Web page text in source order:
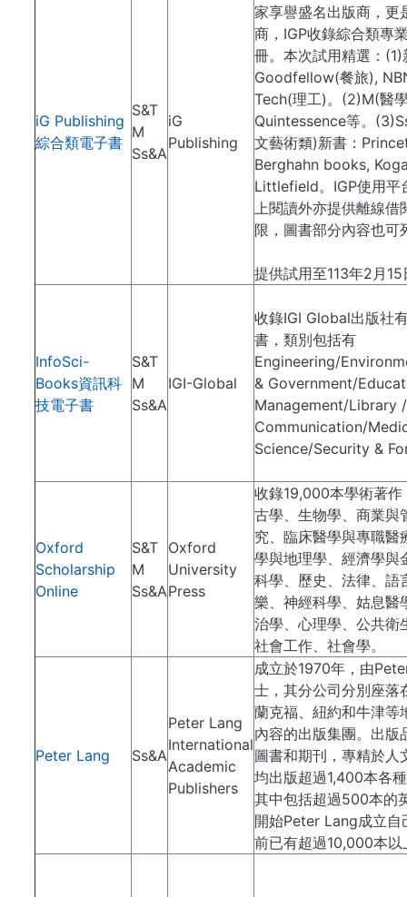
iG Publishing
綜合類電子書
S&T
M
Ss&A
iG
Publishing
家享譽盛名出版商，更
商，IGP收錄綜合類專
冊。本次試用精選：
Goodfellow(餐旅),
Tech(理工)。(2)M(醫
Quintessence等。
文藝術類)新書：
Berghahn books,
Littlefield。IGP使用平
上閱讀外亦提供離線借
限，圖書部分內容也可
提供試用至113年2月15
InfoSci-
Books資訊科
技電子書
S&T
M
Ss&A
IGI-Global
收錄IGI Global出版社
書，類別包括有
Engineering/
& Government/
Management/Library
Communication/
Science/Security &
Oxford
Scholarship
Online
S&T
M
Ss&A
Oxford
University
Press
收錄19,000本學術著
古學、生物學、商業與
究、臨床醫學與專職醫
學與地理學、經濟學與
科學、歷史、法律、語
樂、神經科學、姑息醫
治學、心理學、公共衛
社會工作、社會學。
Peter Lang Ss&A
Peter Lang
International
Academic
Publishers
成立於1970年，由
士，其分公司分別座落
蘭克福、紐約和牛津等
內容的出版集團。出版
圖書和期刊，專精於人
均出版超過1,400本各
其中包括超過500本的
開始Peter Lang成立自
前已有超過10,000本